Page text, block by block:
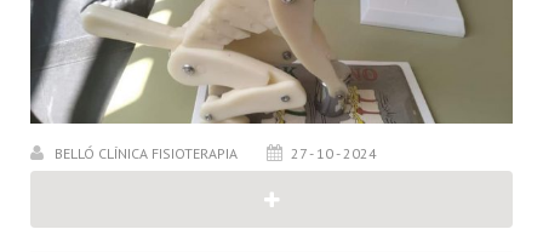
BELLÓ CLÍNICA FISIOTERAPIA 27 - 10 - 2024